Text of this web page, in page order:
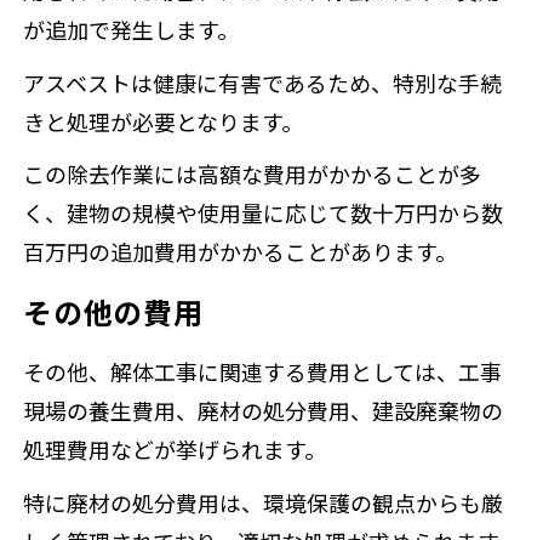
が追加で発生します。
アスベストは健康に有害であるため、特別な手続
きと処理が必要となります。
この除去作業には高額な費用がかかることが多
く、建物の規模や使用量に応じて数十万円から数
百万円の追加費用がかかることがあります。
その他の費用
その他、解体工事に関連する費用としては、工事
現場の養生費用、廃材の処分費用、建設廃棄物の
処理費用などが挙げられます。
特に廃材の処分費用は、環境保護の観点からも厳